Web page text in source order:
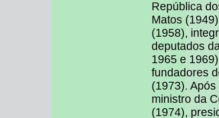
República
Matos
(1958),
deputados
1965 e
fundadores
(1973).
ministro da
(1974),